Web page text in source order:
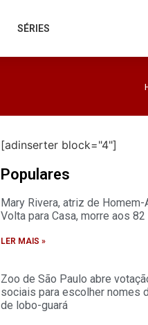
SÉRIES
[adinserter block="4"]
Populares
Mary Rivera, atriz de Homem-
Volta para Casa, morre aos 82
LER MAIS »
Zoo de São Paulo abre
sociais para escolher nomes
de lobo-guará